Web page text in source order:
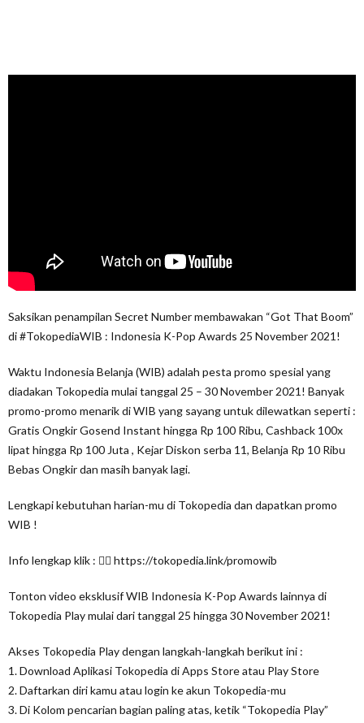
Saksikan penampilan Secret Number membawakan “Got That Boom”
di #TokopediaWIB : Indonesia K-Pop Awards 25 November 2021!
Waktu Indonesia Belanja (WIB) adalah pesta promo spesial yang
diadakan Tokopedia mulai tanggal 25 – 30 November 2021! Banyak
promo-promo menarik di WIB yang sayang untuk dilewatkan seperti :
Gratis Ongkir Gosend Instant hingga Rp 100 Ribu, Cashback 100x
lipat hingga Rp 100 Juta , Kejar Diskon serba 11, Belanja Rp 10 Ribu
Bebas Ongkir dan masih banyak lagi.
Lengkapi kebutuhan harian-mu di Tokopedia dan dapatkan promo
WIB !
Info lengkap klik : 👉🏻 https://tokopedia.link/promowib
Tonton video eksklusif WIB Indonesia K-Pop Awards lainnya di
Tokopedia Play mulai dari tanggal 25 hingga 30 November 2021!
Akses Tokopedia Play dengan langkah-langkah berikut ini :
1. Download Aplikasi Tokopedia di Apps Store atau Play Store
2. Daftarkan diri kamu atau login ke akun Tokopedia-mu
3. Di Kolom pencarian bagian paling atas, ketik “Tokopedia Play”